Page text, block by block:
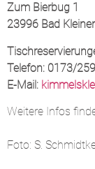
Zum Bierbug 1
23996 Bad
Telefon: 0173/
E-Mail:
Weitere Infos
Foto: S.